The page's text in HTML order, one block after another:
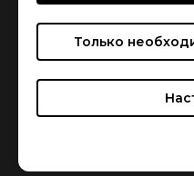
Только
О других
монитора XL2746S вы
видеообзора https://
v=qqI6SBz3zoI